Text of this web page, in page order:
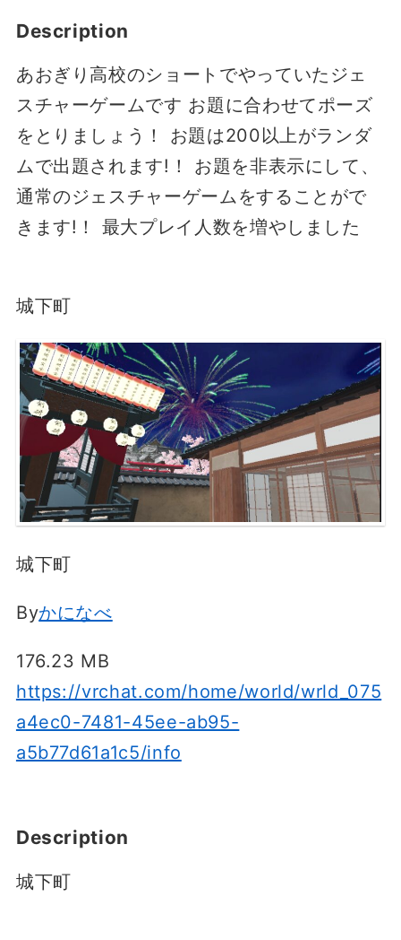
Description
あおぎり高校のショートでやっていたジェ
スチャーゲームです お題に合わせてポーズ
をとりましょう！ お題は200以上がランダ
ムで出題されますǃ！ お題を非表示にして、
通常のジェスチャーゲームをすることがで
きますǃ！ 最大プレイ人数を増やしました
城下町
城下町
Byかになべ
176.23 MB
https://vrchat.com/home/world/wrld_075
a4ec0-7481-45ee-ab95-
a5b77d61a1c5/info
Description
城下町